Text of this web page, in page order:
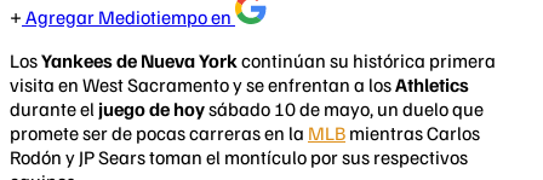
Agregar Mediotiempo en
LosYankees de Nueva York continúan su histórica primera
visita en West Sacramento y se enfrentan a losAthletics
durante el juego de hoysábado 10 de mayo, un duelo que
promete ser de pocas carreras en la MLB mientras Carlos
Rodón y JP Sears toman el montículo por sus respectivos